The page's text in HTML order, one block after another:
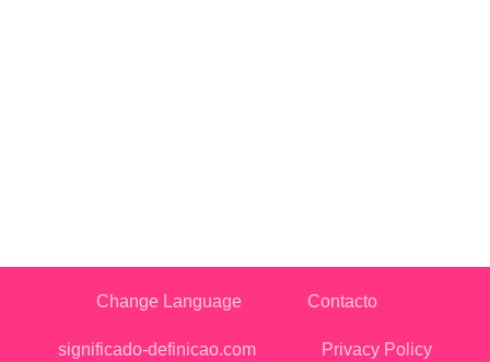
Change Language Contacto
significado-definicao.com Privacy Policy